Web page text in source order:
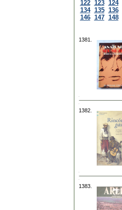
122 123 124
134 135 136
146 147 148
1381.
1382.
1383.